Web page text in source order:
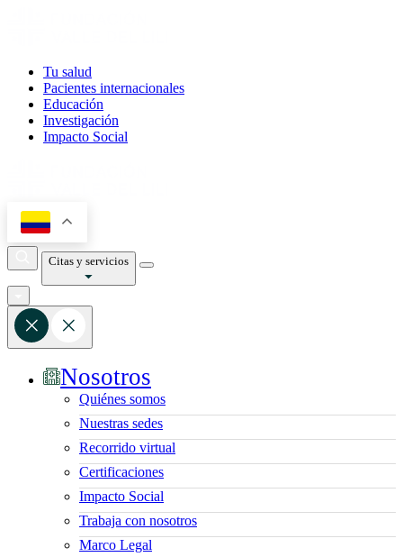
Tu salud
Pacientes internacionales
Educación
Investigación
Impacto Social
Citas y servicios
Nosotros
Quiénes somos
Nuestras sedes
Recorrido virtual
Certificaciones
Impacto Social
Trabaja con nosotros
Marco Legal